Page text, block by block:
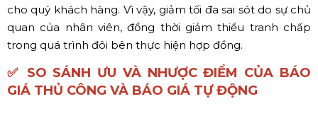
cho quý khách hàng. Vì vậy, giảm tối đa sai sót do sự chủ
quan của nhân viên, đồng thời giảm thiểu tranh chấp
trong quá trình đôi bên thực hiện hợp đồng.
✅ SO SÁNH ƯU VÀ NHƯỢC ĐIỂM CỦA BÁO
GIÁ THỦ CÔNG VÀ BÁO GIÁ TỰ ĐỘNG